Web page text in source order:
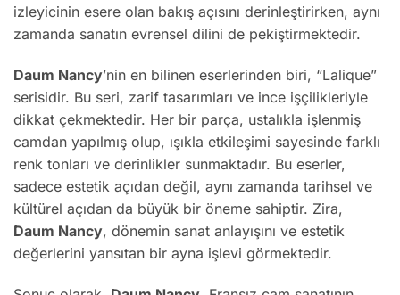
izleyicinin esere olan bakış açısını derinleştirirken, aynı
zamanda sanatın evrensel dilini de pekiştirmektedir.
Daum Nancy’nin en bilinen eserlerinden biri, “Lalique”
serisidir. Bu seri, zarif tasarımları ve ince işçilikleriyle
dikkat çekmektedir. Her bir parça, ustalıkla işlenmiş
camdan yapılmış olup, ışıkla etkileşimi sayesinde farklı
renk tonları ve derinlikler sunmaktadır. Bu eserler,
sadece estetik açıdan değil, aynı zamanda tarihsel ve
kültürel açıdan da büyük bir öneme sahiptir. Zira,
Daum Nancy, dönemin sanat anlayışını ve estetik
değerlerini yansıtan bir ayna işlevi görmektedir.